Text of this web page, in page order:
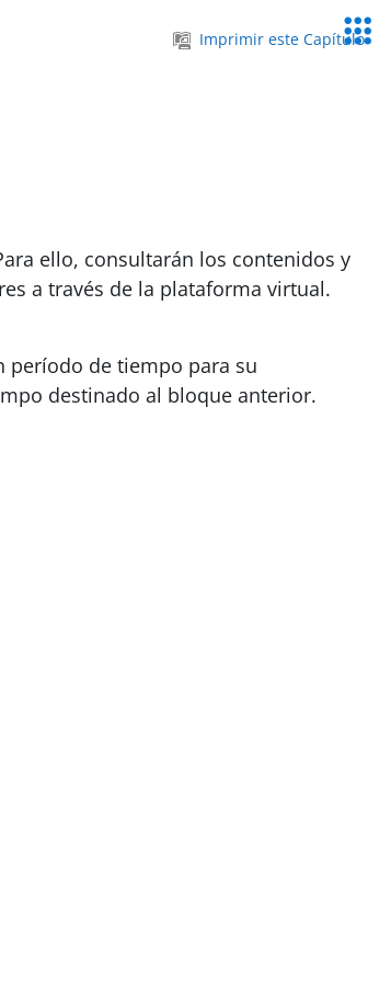
Imprimir este Capítulo
ello, consultarán los contenidos y
a través de la plataforma virtual.
período de tiempo para su
destinado al bloque anterior.